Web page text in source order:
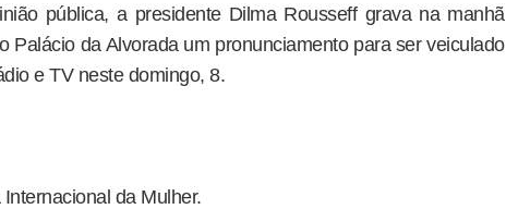
pública, a presidente Dilma Rousseff grava na manhã
Palácio da Alvorada um pronunciamento para ser veiculado
e TV neste domingo, 8.
da Mulher.